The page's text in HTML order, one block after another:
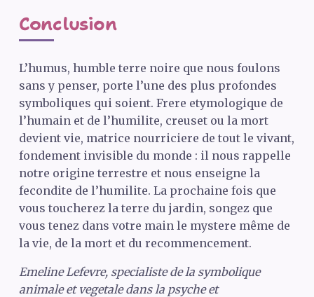
Conclusion
L’humus, humble terre noire que nous foulons
sans y penser, porte l’une des plus profondes
symboliques qui soient. Frere etymologique de
l’humain et de l’humilite, creuset ou la mort
devient vie, matrice nourriciere de tout le vivant,
fondement invisible du monde : il nous rappelle
notre origine terrestre et nous enseigne la
fecondite de l’humilite. La prochaine fois que
vous toucherez la terre du jardin, songez que
vous tenez dans votre main le mystere même de
la vie, de la mort et du recommencement.
Emeline Lefevre, specialiste de la symbolique
animale et vegetale dans la psyche et